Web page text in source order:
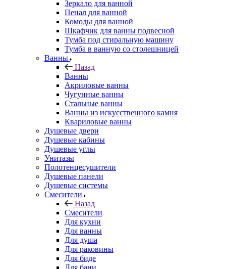
Зеркало для ванной
Пенал для ванной
Комоды для ванной
Шкафчик для ванны подвесной
Тумба под стиральную машину
Тумба в ванную со столешницей
Ванны
Назад
Ванны
Акриловые ванны
Чугунные ванны
Стальные ванны
Ванны из искусственного камня
Квариловые ванны
Душевые двери
Душевые кабины
Душевые углы
Унитазы
Полотенцесушители
Душевые панели
Душевые системы
Смесители
Назад
Смесители
Для кухни
Для ванны
Для душа
Для раковины
Для биде
Для бани